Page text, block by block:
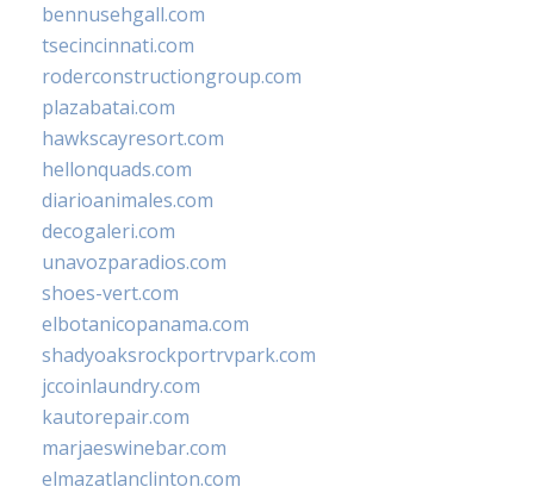
bennusehgall.com
tsecincinnati.com
roderconstructiongroup.com
plazabatai.com
hawkscayresort.com
hellonquads.com
diarioanimales.com
decogaleri.com
unavozparadios.com
shoes-vert.com
elbotanicopanama.com
shadyoaksrockportrvpark.com
jccoinlaundry.com
kautorepair.com
marjaeswinebar.com
elmazatlanclinton.com